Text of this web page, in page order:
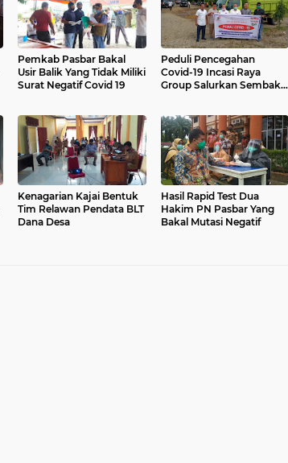
Pemkab Pasbar Bakal
Usir Balik Yang Tidak Miliki
Surat Negatif Covid 19
Peduli Pencegahan
Covid-19 Incasi Raya
Group Salurkan Sembako
Kenagarian Kajai Bentuk
Tim Relawan Pendata BLT
Dana Desa
Hasil Rapid Test Dua
Hakim PN Pasbar Yang
Bakal Mutasi Negatif